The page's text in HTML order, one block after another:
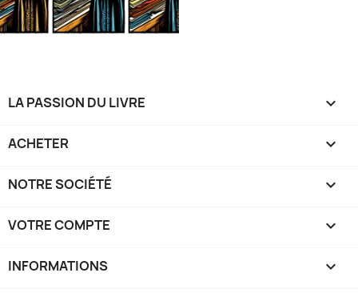
LA PASSION DU LIVRE 
ACHETER 
NOTRE SOCIÉTÉ 
VOTRE COMPTE 
INFORMATIONS keyboard_arrow_down